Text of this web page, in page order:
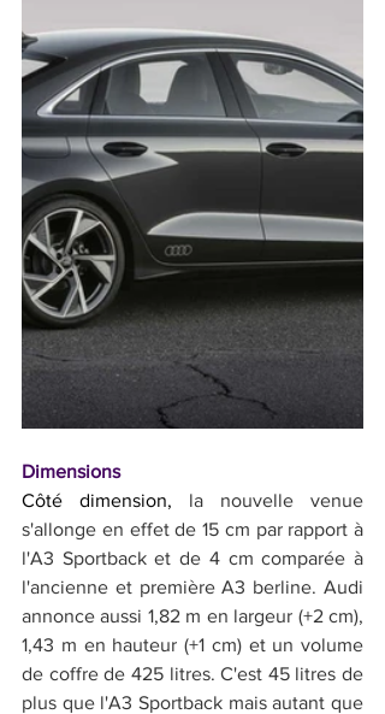
Dimensions
Côté dimension, la nouvelle venue
s'allonge en effet de 15 cm par rapport à
l'A3 Sportback et de 4 cm comparée à
l'ancienne et première A3 berline. Audi
annonce aussi 1,82 m en largeur (+2 cm),
1,43 m en hauteur (+1 cm) et un volume
de coffre de 425 litres. C'est 45 litres de
plus que l'A3 Sportback mais autant que